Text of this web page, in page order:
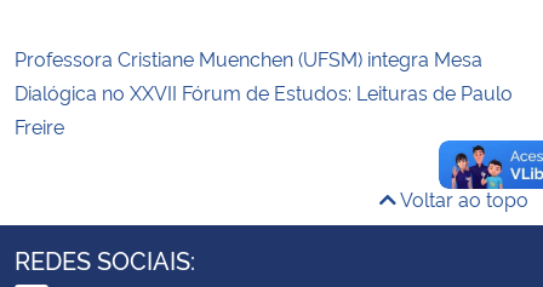
Professora Cristiane Muenchen (UFSM) integra Mesa
Dialógica no XXVII Fórum de Estudos: Leituras de Paulo
Freire
Voltar ao topo
REDES SOCIAIS: